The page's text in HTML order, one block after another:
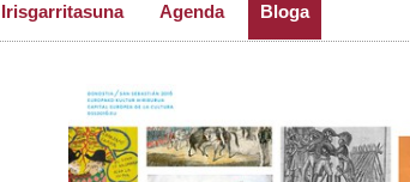
Irisgarritasuna Agenda Bloga